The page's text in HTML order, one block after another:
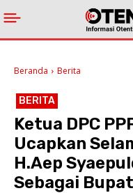
Beranda Berita
BERITA
Ketua DPC
Ucapkan
H.Aep
Sebagai